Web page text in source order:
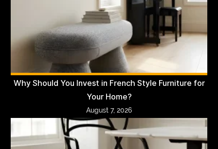
Why Should You Invest in French Style Furniture for
Your Home?
August 7, 2026